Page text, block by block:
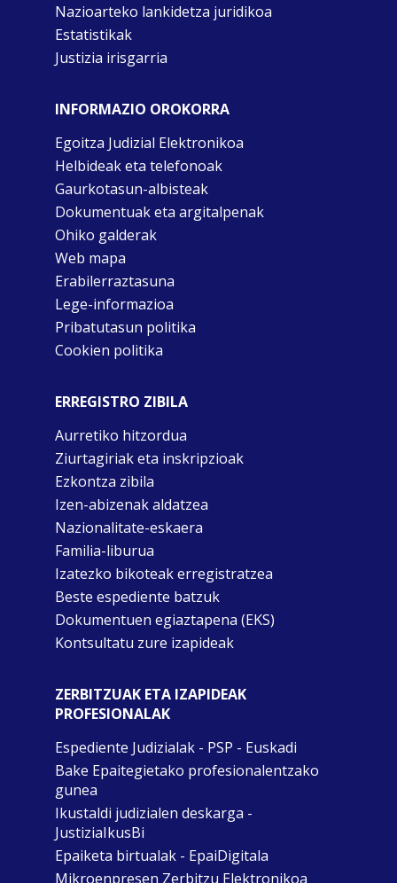
Nazioarteko lankidetza juridikoa
Estatistikak
Justizia irisgarria
INFORMAZIO OROKORRA
Egoitza Judizial Elektronikoa
Helbideak eta telefonoak
Gaurkotasun-albisteak
Dokumentuak eta argitalpenak
Ohiko galderak
Web mapa
Erabilerraztasuna
Lege-informazioa
Pribatutasun politika
Cookien politika
ERREGISTRO ZIBILA
Aurretiko hitzordua
Ziurtagiriak eta inskripzioak
Ezkontza zibila
Izen-abizenak aldatzea
Nazionalitate-eskaera
Familia-liburua
Izatezko bikoteak erregistratzea
Beste espediente batzuk
Dokumentuen egiaztapena (EKS)
Kontsultatu zure izapideak
ZERBITZUAK ETA IZAPIDEAK
PROFESIONALAK
Espediente Judizialak - PSP - Euskadi
Bake Epaitegietako profesionalentzako
gunea
Ikustaldi judizialen deskarga -
JustiziaIkusBi
Epaiketa birtualak - EpaiDigitala
Mikroenpresen Zerbitzu Elektronikoa